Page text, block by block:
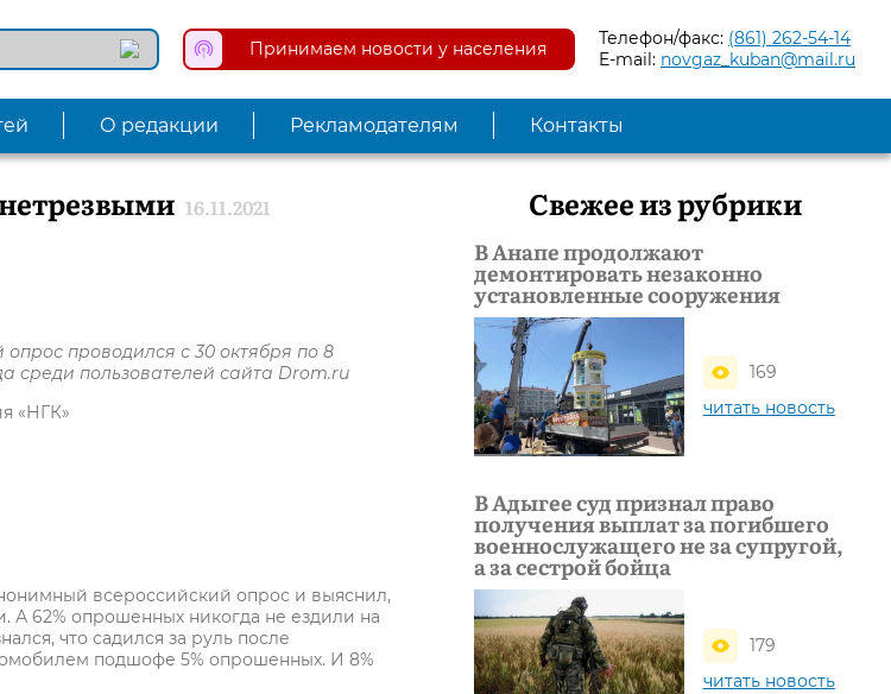
Принимаем новости у населения Телефон/факс: (861) 262-54-14
E-mail: novgaz_kuban@mail.ru
О редакции Рекламодателям Контакты
16.11.2021
опрос проводился с 30 октября по 8
среди пользователей сайта Drom.ru
«НГК»
всероссийский опрос и выяснил,
А 62% опрошенных никогда не ездили на
что садился за руль после
подшофе 5% опрошенных. И 8%
Свежее из рубрики
В Анапе продолжают
демонтировать незаконно
установленные сооружения
169
читать новость
В Адыгее суд признал право
получения выплат за погибшего
военнослужащего не за супругой,
а за сестрой бойца
179
читать новость